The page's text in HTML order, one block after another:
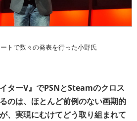
トで数々の発表を行った小野氏
ーV』でPSNとSteamのクロス
のは、ほとんど前例のない画期的
、実現にむけてどう取り組まれて